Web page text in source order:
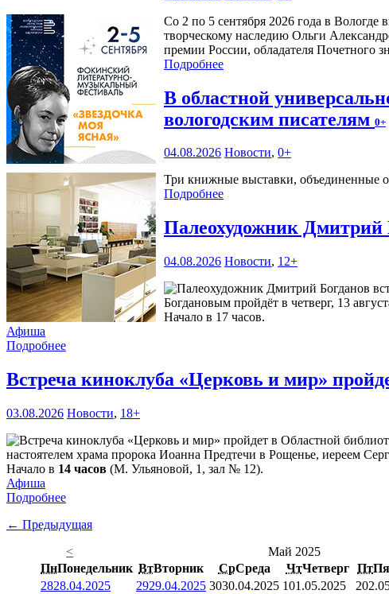
Со 2 по 5 сентября 2026 года в
творческому наследию Ольги
премии России, обладателя Почетного
Подробнее
В областной
вологодским писателям 0+
04.08.2026 Новости, 0+
Три книжные выставки, объединенные
Подробнее
Палеохудожник Дмитрий
04.08.2026 Новости, 12+
Богдановым пройдёт в четверг, 13
Начало в 17 часов.
Афиша
Подробнее
Встреча киноклуба «Церковь и мир»
03.08.2026 Новости, 18+
настоятелем храма пророка Иоанна Предтечи в Рощенье, иереем
Начало в 14 часов (М. Ульяновой, 1, зал № 12).
Афиша
Подробнее
← Предыдущая
<
Май 2025
ПнПонедельник ВтВторник СрСреда ЧтЧетверг Пт
2828.04.2025 2929.04.2025 3030.04.2025 101.05.2025 2